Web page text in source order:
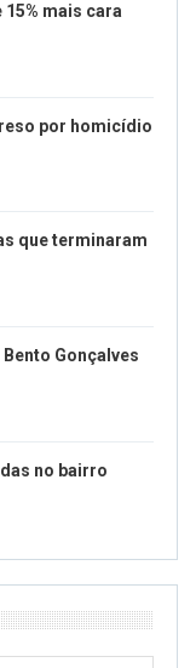
mais cara
por homicídio
que terminaram
Gonçalves
no bairro